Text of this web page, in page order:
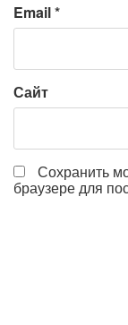
Email*
Сайт
Сохранить
браузере для